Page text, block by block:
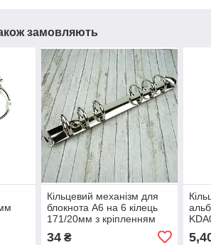
замовляють
Кільцевий механізм для
блокнота А6 на 6 кілець
171/20мм з кріпленням
34₴